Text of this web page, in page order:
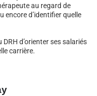
au regard de
encore d’identifier quelle
d’orienter ses salariés
carrière.